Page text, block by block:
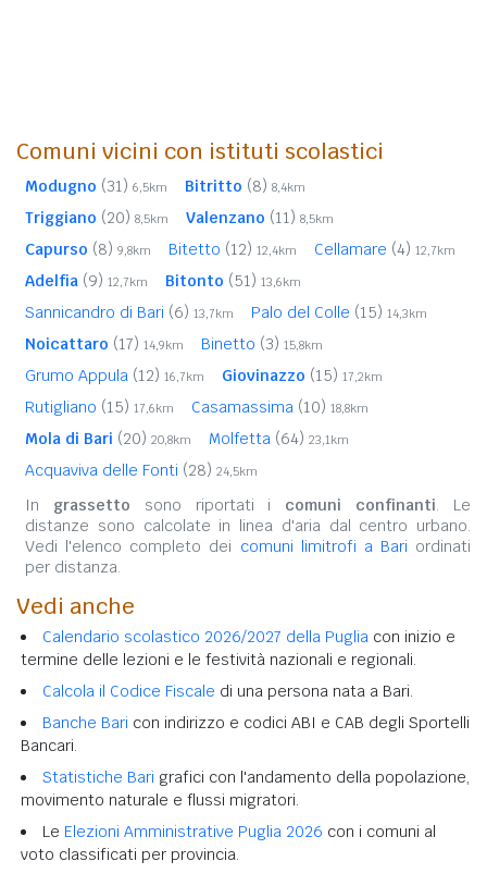
Comuni vicini con istituti scolastici
Modugno (31) 6,5km Bitritto (8) 8,4km
Triggiano (20) 8,5km Valenzano (11) 8,5km
Capurso (8) 9,8km Bitetto (12) 12,4km Cellamare (4) 12,7km
Adelfia (9) 12,7km Bitonto (51) 13,6km
Sannicandro di Bari (6) 13,7km Palo del Colle (15) 14,3km
Noicattaro (17) 14,9km Binetto (3) 15,8km
Grumo Appula (12) 16,7km Giovinazzo (15) 17,2km
Rutigliano (15) 17,6km Casamassima (10) 18,8km
Mola di Bari (20) 20,8km Molfetta (64) 23,1km
Acquaviva delle Fonti (28) 24,5km
In grassetto sono riportati i comuni confinanti. Le
distanze sono calcolate in linea d'aria dal centro urbano.
Vedi l'elenco completo dei comuni limitrofi a Bari ordinati
per distanza.
Vedi anche
Calendario scolastico 2026/2027 della Puglia con inizio e
termine delle lezioni e le festività nazionali e regionali.
Calcola il Codice Fiscale di una persona nata a Bari.
Banche Bari con indirizzo e codici ABI e CAB degli Sportelli
Bancari.
Statistiche Bari grafici con l'andamento della popolazione,
movimento naturale e flussi migratori.
Le Elezioni Amministrative Puglia 2026 con i comuni al
voto classificati per provincia.